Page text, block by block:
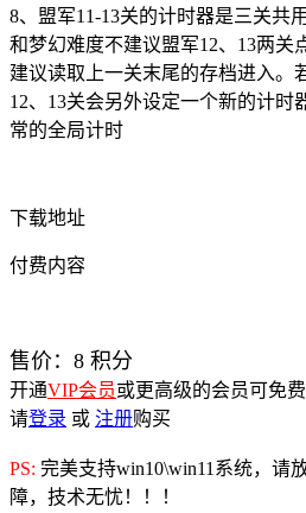
8、盟军11-13关的计时器是三关共
和梦幻难度不建议盟军12、13两关
建议读取上一关末尾的存档进入。
12、13关会另外设定一个新的计时
常的全局计时
下载地址
付费内容
售价： 8 积分
开通VIP会员或更高级的会员可免
请登录 或 注册购买
PS: 完美支持win10\win11系统，请
障，技术无忧！！！